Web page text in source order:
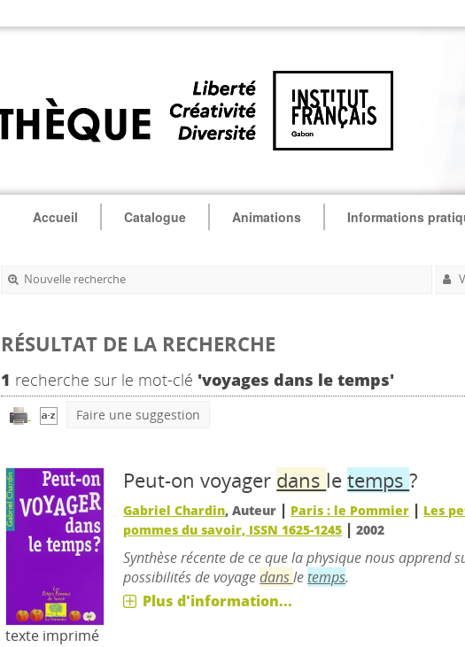
Accueil Catalogue Animations Informations
Nouvelle recherche
RÉSULTAT DE LA RECHERCHE
1 recherche sur le mot-clé 'voyages dans le temps'
Faire une suggestion
texte imprimé
Peut-on voyager dans letemps?
Gabriel Chardin, Auteur | Paris : le Pommier | Les
pommes du savoir, ISSN 1625-1245 |2002
Synthèse récente de ce que la physique nous apprend
possibilités de voyagedansle temps.
Plus d'information...